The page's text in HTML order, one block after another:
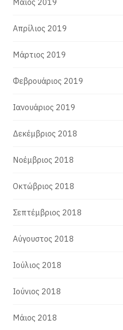
Απρίλιος 2019
Μάρτιος 2019
Φεβρουάριος 2019
Ιανουάριος 2019
Δεκέμβριος 2018
Νοέμβριος 2018
Οκτώβριος 2018
Σεπτέμβριος 2018
Αύγουστος 2018
Ιούλιος 2018
Ιούνιος 2018
Μάιος 2018